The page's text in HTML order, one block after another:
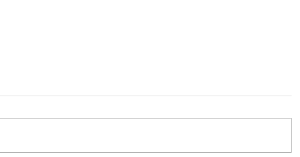
6/3、最後の訪問診療。 へき地独
り暮らしには、辛い現実がのしか